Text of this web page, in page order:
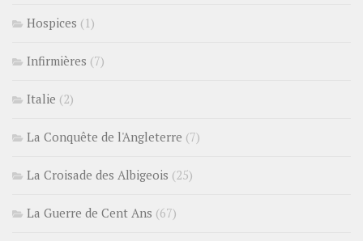
Hospices (1)
Infirmières (7)
Italie (2)
La Conquête de l'Angleterre (7)
La Croisade des Albigeois (25)
La Guerre de Cent Ans (67)